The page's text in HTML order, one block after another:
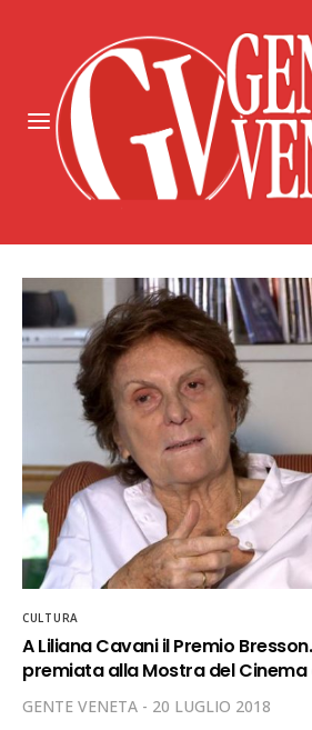
CULTURA
A Liliana Cavani il Premio
premiata alla Mostra del Cinema
GENTE VENETA 20 LUGLIO 2018